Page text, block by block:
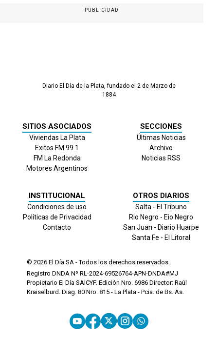
PUBLICIDAD
Diario El Día de la Plata, fundado el 2 de Marzo de
1884
SITIOS ASOCIADOS
Viviendas La Plata
Exitos FM 99.1
FM La Redonda
Motores Argentinos
SECCIONES
Últimas Noticias
Archivo
Noticias RSS
INSTITUCIONAL
Condiciones de uso
Políticas de Privacidad
Contacto
OTROS DIARIOS
Salta - El Tribuno
Rio Negro - Eio Negro
San Juan - Diario Huarpe
Santa Fe - El Litoral
© 2026 El Día SA - Todos los derechos reservados.
Registro DNDA Nº RL-2024-69526764-APN-DNDA#MJ
Propietario El Día SAICYF. Edición Nro. 6986 Director: Raúl
Kraiselburd. Diag. 80 Nro. 815 - La Plata - Pcia. de Bs. As.